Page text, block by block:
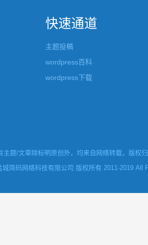
快速通道
主题投稿
wordpress百科
wordpress下载
主题/文章除标明原创外，均来自网络转载，版权
简码网络科技有限公司 版权所有 2011-2019